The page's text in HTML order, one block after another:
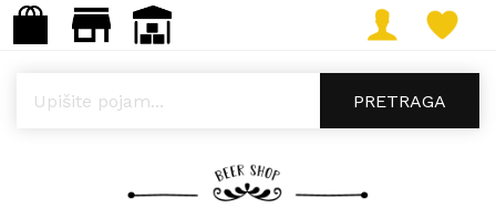
PRETRAGA